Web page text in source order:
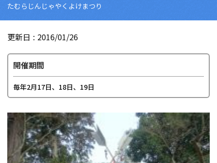
たむらじんじゃやくよけまつり
更新日 2016/01/26
開催期間
毎年2月17日、18日、19日